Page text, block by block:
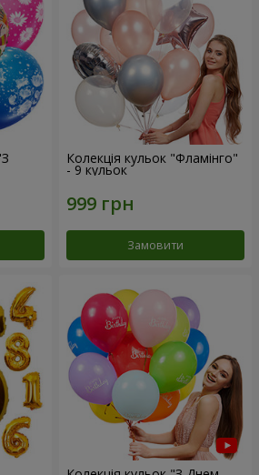
Колекція кульок "Фламінго"
- 9 кульок
Замовити